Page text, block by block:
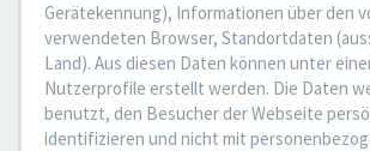
Gerätekennung), Informationen über den
verwendeten Browser, Standortdaten
Land). Aus diesen Daten können unter
Nutzerprofile erstellt werden. Die Daten
benutzt, den Besucher der Webseite
identifizieren und nicht mit